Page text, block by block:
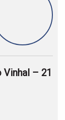
Vinhal – 21